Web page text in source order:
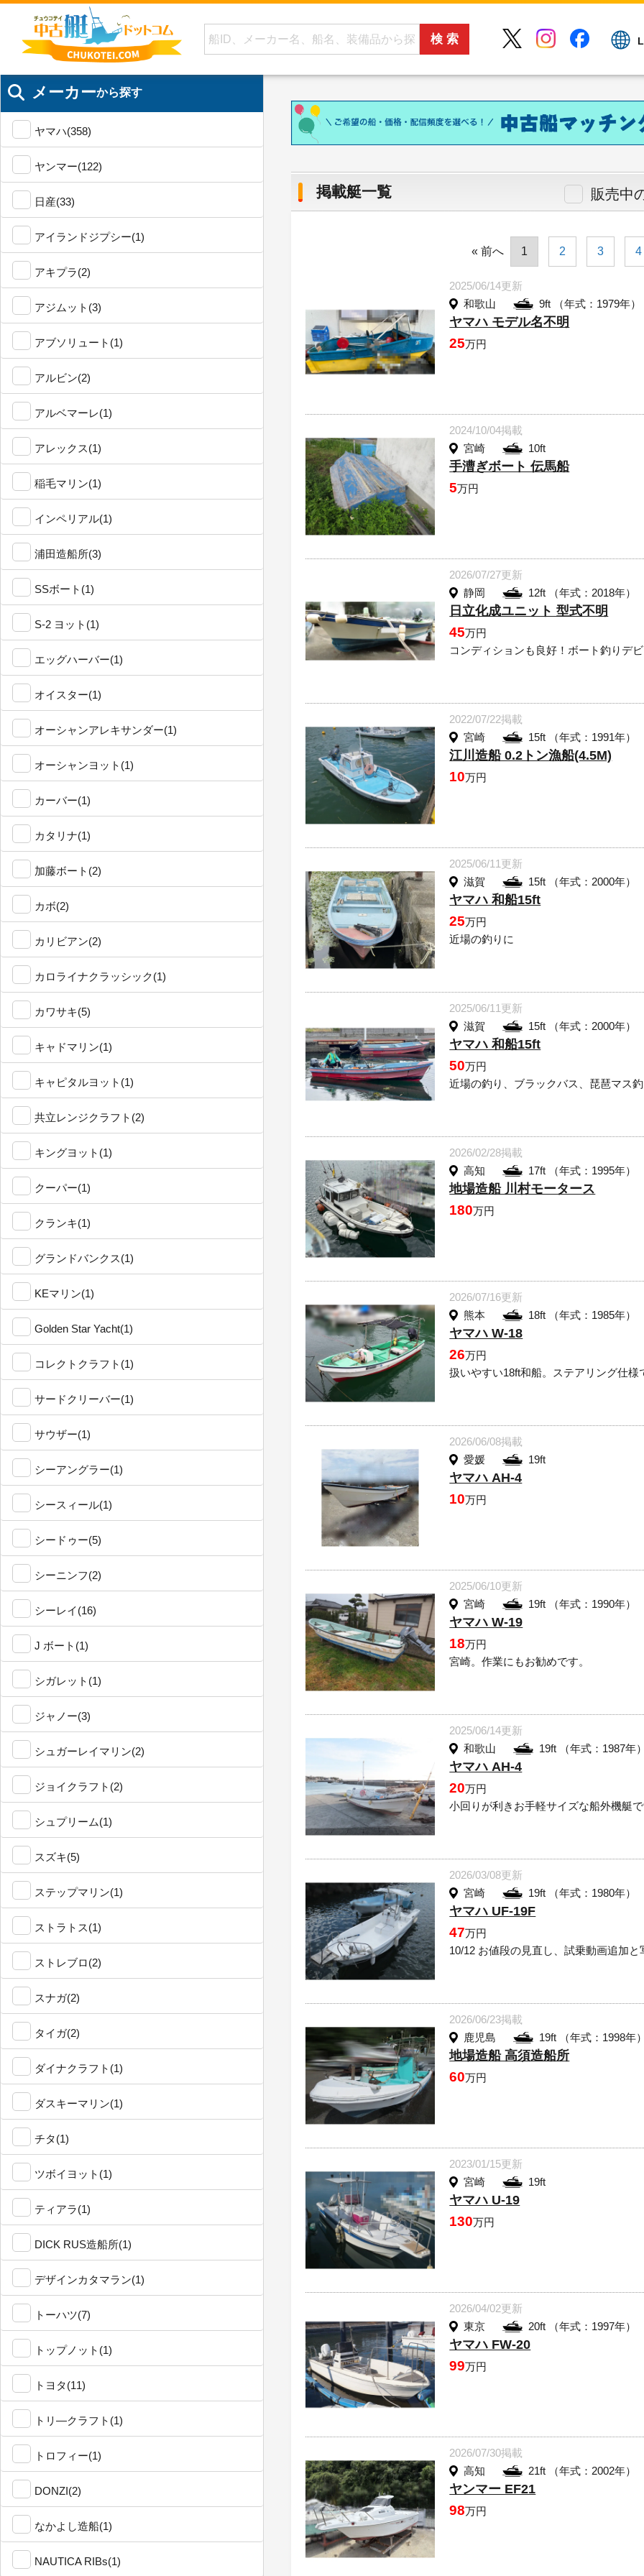
メーカーから探す
ヤマハ(358)
ヤンマー(122)
日産(33)
アイランドジプシー(1)
アキプラ(2)
アジムット(3)
アブソリュート(1)
アルビン(2)
アルベマーレ(1)
アレックス(1)
稲毛マリン(1)
インペリアル(1)
浦田造船所(3)
SSボート(1)
S-2 ヨット(1)
エッグハーバー(1)
オイスター(1)
オーシャンアレキサンダー(1)
オーシャンヨット(1)
カーバー(1)
カタリナ(1)
加藤ボート(2)
カボ(2)
カリビアン(2)
カロライナクラッシック(1)
カワサキ(5)
キャドマリン(1)
キャピタルヨット(1)
共立レンジクラフト(2)
キングヨット(1)
クーパー(1)
クランキ(1)
グランドバンクス(1)
KEマリン(1)
Golden Star Yacht(1)
コレクトクラフト(1)
サードクリーバー(1)
サウザー(1)
シーアングラー(1)
シースィール(1)
シードゥー(5)
シーニンフ(2)
シーレイ(16)
J ボート(1)
シガレット(1)
ジャノー(3)
シュガーレイマリン(2)
ジョイクラフト(2)
シュプリーム(1)
スズキ(5)
ステップマリン(1)
ストラトス(1)
ストレブロ(2)
スナガ(2)
タイガ(2)
ダイナクラフト(1)
ダスキーマリン(1)
チタ(1)
ツボイヨット(1)
ティアラ(1)
DICK RUS造船所(1)
デザインカタマラン(1)
トーハツ(7)
トップノット(1)
トヨタ(11)
トリ―クラフト(1)
トロフィー(1)
DONZI(2)
なかよし造船(1)
NAUTICA RIBs(1)
掲載艇一覧 販売中
« 前へ 1 2 3 4
2025/06/14更新
和歌山
9ft （年式：1979年）
ヤマハ モデル名不明
25万円
2024/10/04掲載
宮崎
10ft
手漕ぎボート 伝馬船
5万円
2026/07/27更新
静岡
12ft （年式：2018年）
日立化成ユニット 型式不明
45万円
コンディションも良好！ボート釣りデ
2022/07/22掲載
宮崎
15ft （年式：1991年）
江川造船 0.2トン漁船(4.5M)
10万円
2025/06/11更新
滋賀
15ft （年式：2000年）
ヤマハ 和船15ft
25万円
近場の釣りに
2025/06/11更新
滋賀
15ft （年式：2000年）
ヤマハ 和船15ft
50万円
近場の釣り、ブラックバス、琵琶マス
2026/02/28掲載
高知
17ft （年式：1995年）
地場造船 川村モータース
180万円
2026/07/16更新
熊本
18ft （年式：1985年）
ヤマハ W-18
26万円
扱いやすい18ft和船。ステアリング仕
2026/06/08掲載
愛媛
19ft
ヤマハ AH-4
10万円
2025/06/10更新
宮崎
19ft （年式：1990年）
ヤマハ W-19
18万円
宮崎。作業にもお勧めです。
2025/06/14更新
和歌山
19ft （年式：1987年
ヤマハ AH-4
20万円
小回りが利きお手軽サイズな船外機艇
2026/03/08更新
宮崎
19ft （年式：1980年）
ヤマハ UF-19F
47万円
10/12 お値段の見直し、試乗動画追加
2026/06/23掲載
鹿児島
19ft （年式：1998年
地場造船 高須造船所
60万円
2023/01/15更新
宮崎
19ft
ヤマハ U-19
130万円
2026/04/02更新
東京
20ft （年式：1997年）
ヤマハ FW-20
99万円
2026/07/30掲載
高知
21ft （年式：2002年）
ヤンマー EF21
98万円